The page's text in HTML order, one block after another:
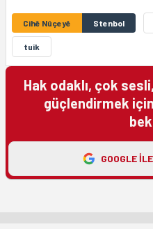
Cihê Nûçeyê Stenbol
tuik
Hak odaklı, çok
güçlendirmek
GOOGLE